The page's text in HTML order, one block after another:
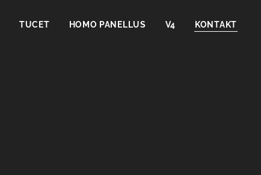
TUCET HOMO PANELLUS V4 KONTAKT